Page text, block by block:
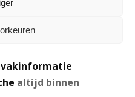
met een
altijd binnen